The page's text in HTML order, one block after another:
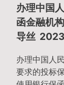
导
航
办理中国
函金融机
导丝
办理中国人
要求的投标